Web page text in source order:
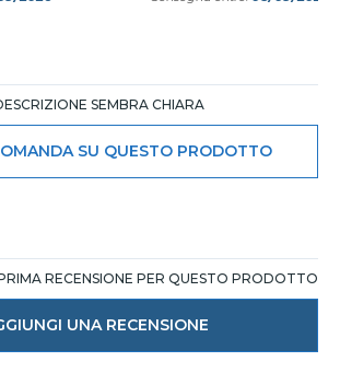
SEMBRA CHIARA
SU QUESTO PRODOTTO
RECENSIONE PER QUESTO PRODOTTO
UNA RECENSIONE